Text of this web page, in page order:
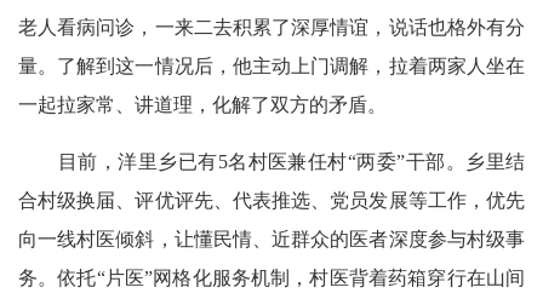
老人看病问诊，一来二去积累了深厚情谊，说话也格外有分
量。了解到这一情况后，他主动上门调解，拉着两家人坐在
一起拉家常、讲道理，化解了双方的矛盾。
目前，洋里乡已有5名村医兼任村“两委”干部。乡里结
合村级换届、评优评先、代表推选、党员发展等工作，优先
向一线村医倾斜，让懂民情、近群众的医者深度参与村级事
务。依托“片医”网格化服务机制，村医背着药箱穿行在山间